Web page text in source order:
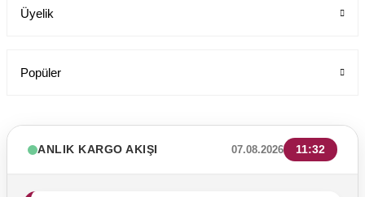
Üyelik
Popüler
ANLIK KARGO AKIŞI 07.08.2026 11:32